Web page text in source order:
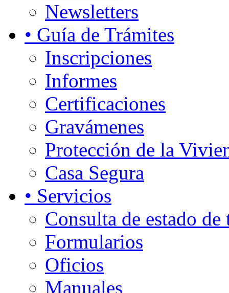
Newsletters
• Guía de Trámites
Inscripciones
Informes
Certificaciones
Gravámenes
Protección de la
Casa Segura
• Servicios
Consulta de estado de
Formularios
Oficios
Manuales